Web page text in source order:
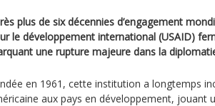
plus de six décennies d’engagement
le développement international (USAID)
une rupture majeure dans la
en 1961, cette institution a longtemps
aux pays en développement, jouant